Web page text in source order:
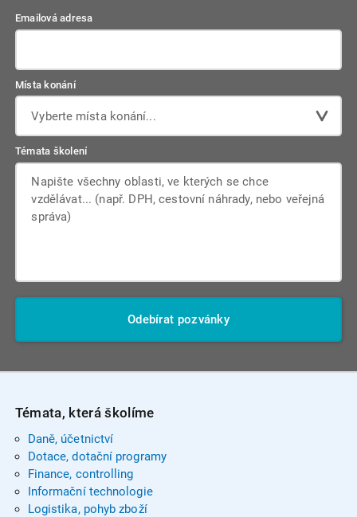
Emailová adresa
Místa konání
Vyberte místa konání...
Témata školení
Odebírat pozvánky
Témata, která školíme
Daně, účetnictví
Dotace, dotační programy
Finance, controlling
Informační technologie
Logistika, pohyb zboží